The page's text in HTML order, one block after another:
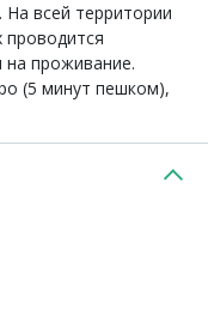
всей территории
проживание.
(5 минут пешком),